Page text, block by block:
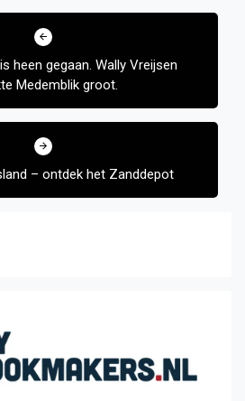
heen gegaan. Wally Vreijsen
Medemblik groot.
– ontdek het Zanddepot